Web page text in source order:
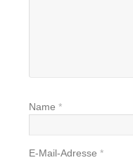
Name *
E-Mail-Adresse *